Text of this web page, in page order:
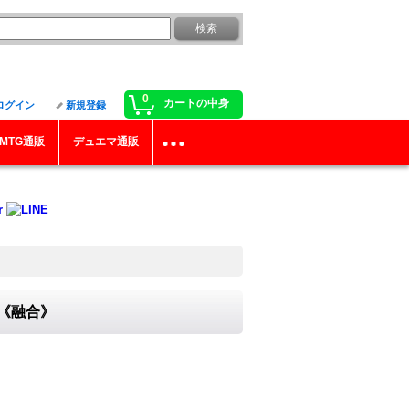
0 カートの中身
グイン 新規登録
MTG通販 デュエマ通販
融合》